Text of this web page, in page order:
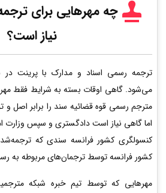
چه مهرهایی برای
نیاز است؟
ترجمه رسمی اسناد و مدارک با پرینت
می‌شود. گاهی اوقات بسته به شرایط فقط
مترجم رسمی قوه قضائیه سند را برابر اصل و
اما گاهی نیاز است دادگستری و سپس وزارت
کنسولگری کشور فرانسه سندی که
کشور فرانسه توسط ترجمان‌های مربوطه به
مهرهایی که توسط تیم خبره شبکه